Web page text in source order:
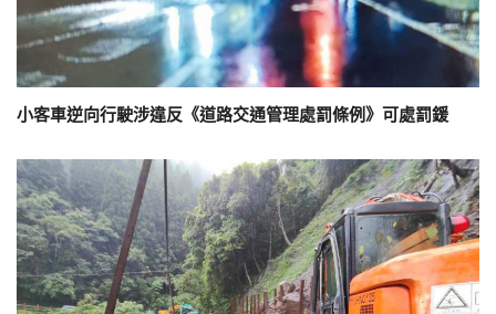
小客車逆向行駛涉違反《道路交通管理處罰條例》可處罰鍰